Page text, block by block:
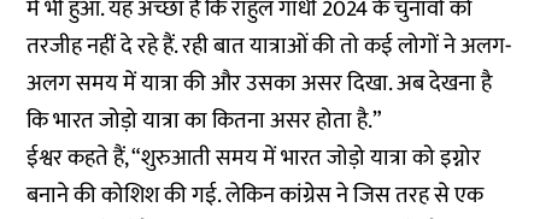
में भी हुआ. यह अच्छा है कि राहुल गांधी 2024 के चुनावों को
तरजीह नहीं दे रहे हैं. रही बात यात्राओं की तो कई लोगों ने अलग-
अलग समय में यात्रा की और उसका असर दिखा. अब देखना है
कि भारत जोड़ो यात्रा का कितना असर होता है.”
ईश्वर कहते हैं, “शुरुआती समय में भारत जोड़ो यात्रा को इग्नोर
बनाने की कोशिश की गई. लेकिन कांग्रेस ने जिस तरह से एक